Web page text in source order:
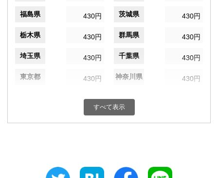
福島県 430円 茨城県 430円
栃木県 430円 群馬県 430円
埼玉県 430円 千葉県 430円
東京都 430円 神奈川県 430円
430円 富山県
すべて表示